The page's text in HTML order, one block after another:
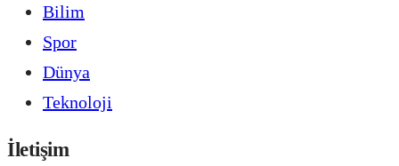
Bilim
Spor
Dünya
Teknoloji
İletişim